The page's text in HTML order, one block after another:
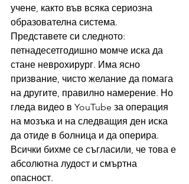
учене, както във всяка сериозна
образователна система.
Представете си следното:
петнадесетгодишно момче иска да
стане неврохирург. Има ясно
призвание, чисто желание да помага
на другите, правилно намерение. Но
гледа видео в YouTube за операция
на мозъка и на следващия ден иска
да отиде в болница и да оперира.
Всички бихме се съгласили, че това е
абсолютна лудост и смъртна
опасност.